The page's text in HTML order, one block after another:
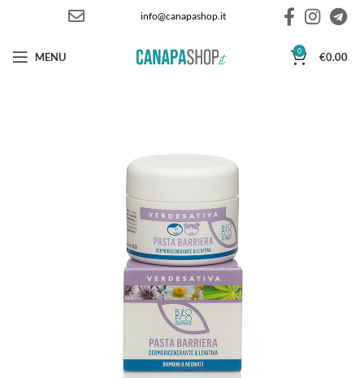
info@canapashop.it
MENU 0 €0.00